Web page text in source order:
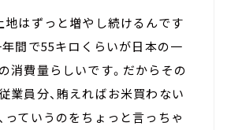
地はずっと増やし続けるんです
年間で55キロくらいが日本の一
消費量らしいです。だからその
業員分、賄えればお米買わない
っていうのをちょっと言っちゃ